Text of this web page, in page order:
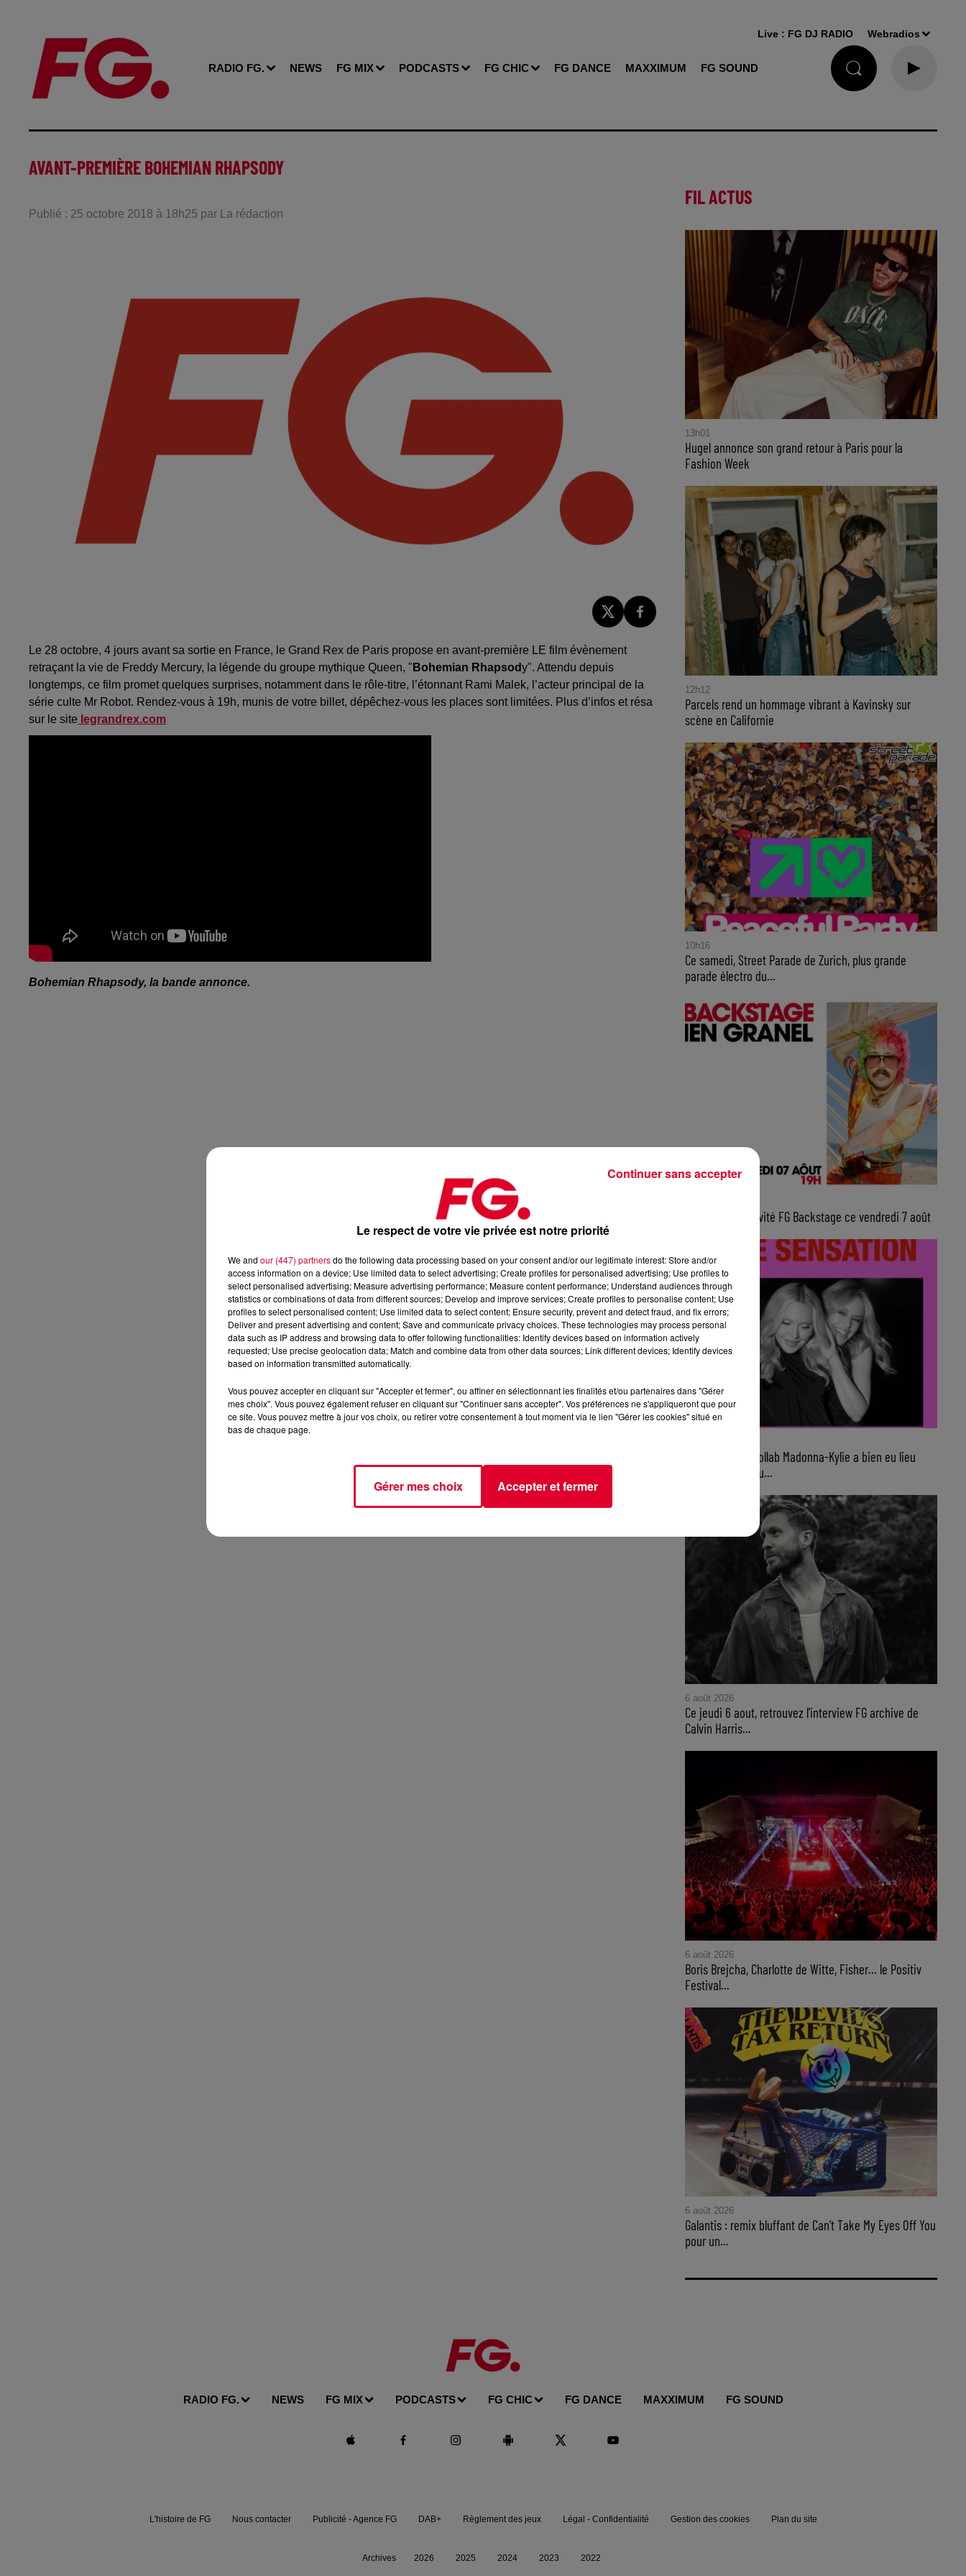
RADIO FG. NEWS FG MIX PODCASTS FG CHIC FG DANCE MAXXIMUM FG SOUND
Live : FG DJ RADIO Webradios
AVANT-PREMIÈRE BOHEMIAN RHAPSODY
Publié : 25 octobre 2018 à 18h25 par La rédaction
Le 28 octobre, 4 jours avant sa sortie en France, le Grand Rex de Paris propose en avant-première LE film évènement
retraçant la vie de Freddy Mercury, la légende du groupe mythique Queen, " Bohemian Rhapsody". Attendu depuis
longtemps, ce film promet quelques surprises, notamment dans le rôle-titre, l’étonnant Rami Malek, l’acteur principal de la
série culte Mr Robot. Rendez-vous à 19h, munis de votre billet, dépêchez-vous les places sont limitées. Plus d’infos et résa
sur le site legrandrex.com
Bohemian Rhapsody, la bande annonce.
FIL ACTUS
13h01
Hugel annonce son grand retour à Paris pour la
Fashion Week
12h12
Parcels rend un hommage vibrant à Kavinsky sur
scène en Californie
10h16
Ce samedi, Street Parade de Zurich, plus grande
parade électro du...
Julien Granel, invité FG Backstage ce vendredi 7 août
Finalement, la collab Madonna-Kylie a bien eu lieu
avec ce nouveau...
6 août 2026
Ce jeudi 6 aout, retrouvez l'interview FG archive de
Calvin Harris...
6 août 2026
Boris Brejcha, Charlotte de Witte, Fisher… le Positiv
Festival...
6 août 2026
Galantis : remix bluffant de Can’t Take My Eyes Off You
pour un...
RADIO FG. NEWS FG MIX PODCASTS FG CHIC FG DANCE MAXXIMUM FG SOUND
L'histoire de FG Nous contacter Publicité - Agence FG DAB+ Règlement des jeux Légal - Confidentialité Gestion des cookies Plan du site
Archives 2026 2025 2024 2023 2022
Le respect de votre vie privée est notre priorité
We and our (447) partnersdo the following data processing based on your consent and/or our legitimate interest: Store and/or
access information on a device; Use limited data to select advertising; Create profiles for personalised advertising; Use profiles to
select personalised advertising; Measure advertising performance; Measure content performance; Understand audiences through
statistics or combinations of data from different sources; Develop and improve services; Create profiles to personalise content; Use
profiles to select personalised content; Use limited data to select content; Ensure security, prevent and detect fraud, and fix errors;
Deliver and present advertising and content; Save and communicate privacy choices. These technologies may process personal
data such as IP address and browsing data to offer following functionalities: Identify devices based on information actively
requested; Use precise geolocation data; Match and combine data from other data sources; Link different devices; Identify devices
based on information transmitted automatically.
Vous pouvez accepter en cliquant sur "Accepter et fermer", ou affiner en sélectionnant les finalités et/ou partenaires dans "Gérer
mes choix". Vous pouvez également refuser en cliquant sur "Continuer sans accepter". Vos préférences ne s'appliqueront que pour
ce site. Vous pouvez mettre à jour vos choix, ou retirer votre consentement à tout moment via le lien "Gérer les cookies" situé en
bas de chaque page.
Gérer mes choix Accepter et fermer
Continuer sans accepter